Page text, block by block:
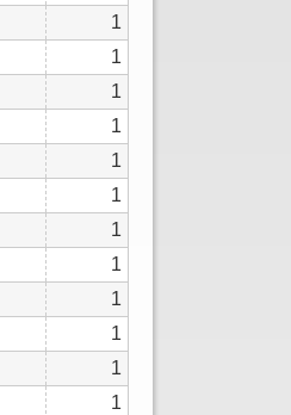
1
1
1
1
1
1
1
1
1
1
1
1